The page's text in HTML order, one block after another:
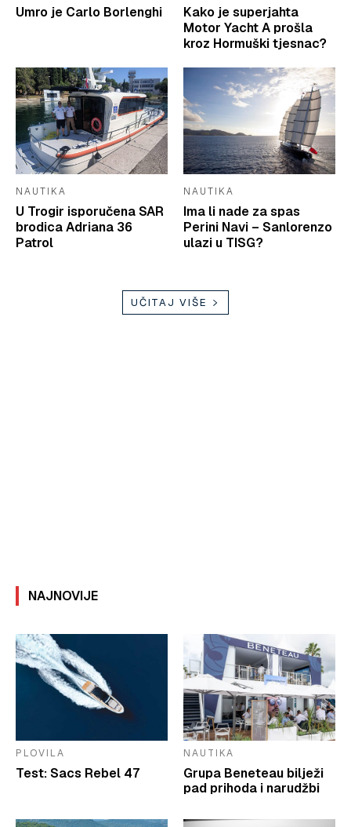
Umro je Carlo Borlenghi
Kako je superjahta
Motor Yacht A prošla
kroz Hormuški tjesnac?
NAUTIKA
U Trogir isporučena SAR
brodica Adriana 36
Patrol
NAUTIKA
Ima li nade za spas
Perini Navi – Sanlorenzo
ulazi u TISG?
UČITAJ VIŠE
NAJNOVIJE
PLOVILA
Test: Sacs Rebel 47
NAUTIKA
Grupa Beneteau bilježi
pad prihoda i narudžbi